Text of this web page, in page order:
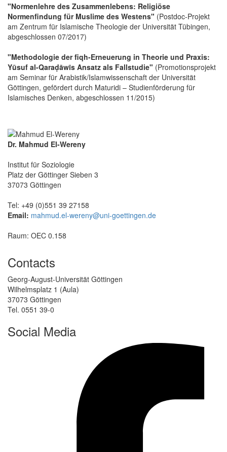
"Normenlehre des Zusammenlebens: Religiöse
Normenfindung für Muslime des Westens" (Postdoc-Projekt
am Zentrum für Islamische Theologie der Universität Tübingen,
abgeschlossen 07/2017)
"Methodologie der fiqh-Erneuerung in Theorie und Praxis:
Yūsuf al-Qaraḍāwīs Ansatz als Fallstudie" (Promotionsprojekt
am Seminar für Arabistik/Islamwissenschaft der Universität
Göttingen, gefördert durch Maturidi – Studienförderung für
Islamisches Denken, abgeschlossen 11/2015)
Dr. Mahmud El-Wereny
Institut für Soziologie
Platz der Göttinger Sieben 3
37073 Göttingen
Tel: +49 (0)551 39 27158
Email: mahmud.el-wereny@uni-goettingen.de
Raum: OEC 0.158
Contacts
Georg-August-Universität Göttingen
Wilhelmsplatz 1 (Aula)
37073 Göttingen
Tel. 0551 39-0
Social Media